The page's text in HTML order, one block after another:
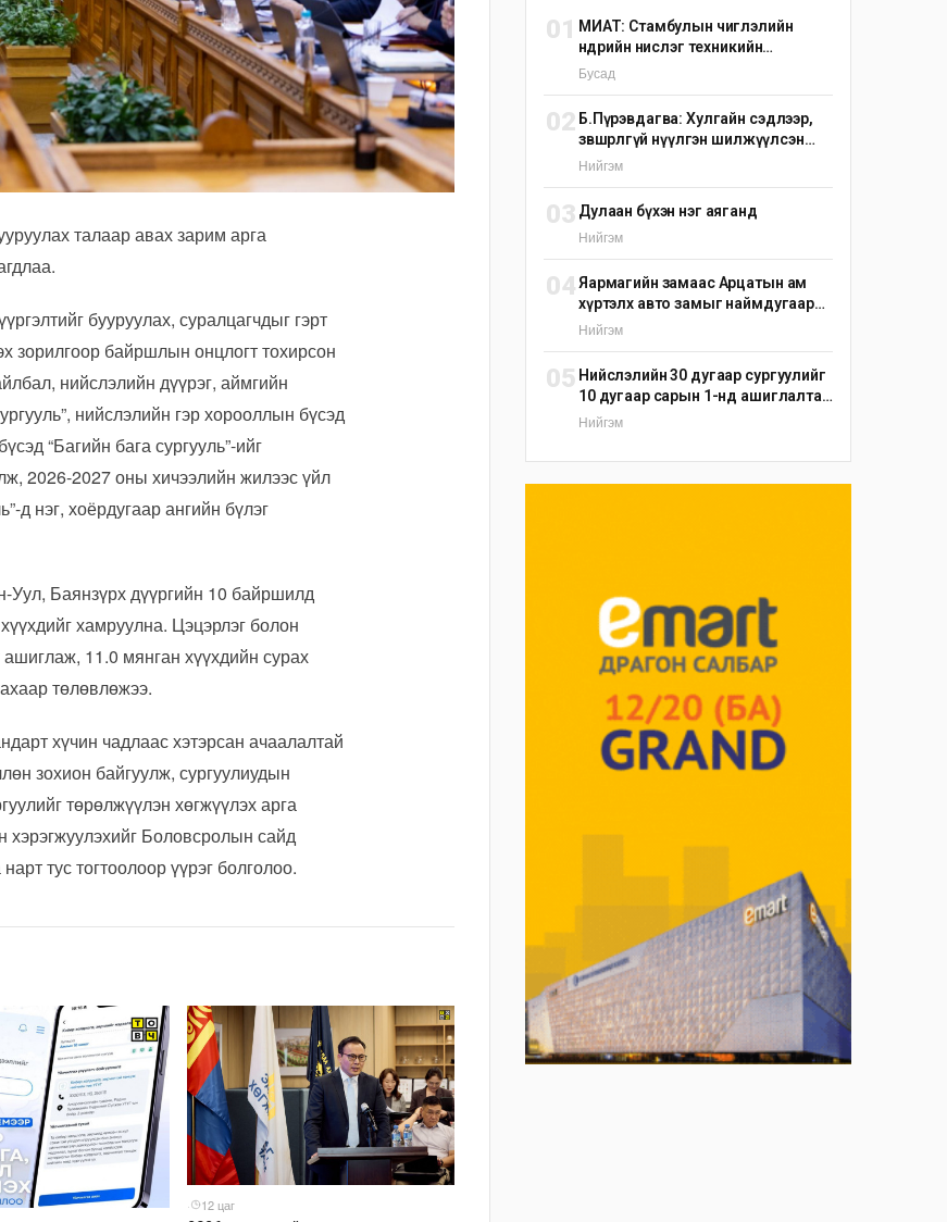
талаар авах зарим арга
бууруулах, суралцагчдыг гэрт
зорилгоор байршлын онцлогт тохирсон
нийслэлийн дүүрэг, аймгийн
нийслэлийн гэр хорооллын бүсэд
“Багийн бага сургууль”-ийг
2026-2027 оны хичээлийн жилээс үйл
д нэг, хоёрдугаар ангийн бүлэг
Уул, Баянзүрх дүүргийн 10 байршилд
хамруулна. Цэцэрлэг болон
11.0 мянган хүүхдийн сурах
төлөвлөжээ.
хүчин чадлаас хэтэрсан ачаалалтай
зохион байгуулж, сургуулиудын
төрөлжүүлэн хөгжүүлэх арга
хэрэгжуулэхийг Боловсролын сайд
тус тогтоолоор үүрэг болголоо.
·
12 цаг
01 МИАТ: Стамбулын чиглэлийн
өнөөдрийн нислэг техникийн
шалтгаанаар цуцлагдлаа
Бусад
02 Б.Пүрэвдагва: Хулгайн сэдлээр,
зөвшөөрөлгүй нүүлгэн шилжүүлсэн
С.Зоригийн хөшөөг өнөөдрийн дотор
Нийгэм
03 Дулаан бүхэн нэг аяганд
Нийгэм
04 Яармагийн замаас Арцатын ам
хүртэлх авто замыг наймдугаар
сарын 25-ныг хүртэл түр хаана
Нийгэм
05 Нийслэлийн 30 дугаар сургуулийг
10 дугаар сарын 1-нд ашиглалтад
оруулна
Нийгэм